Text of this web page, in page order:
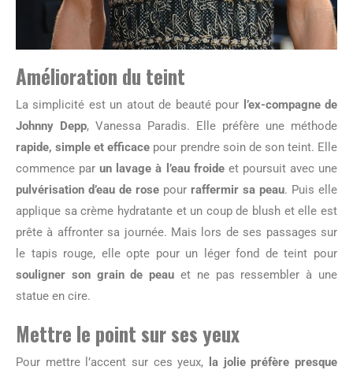
Amélioration du teint
La simplicité est un atout de beauté pour l’ex-compagne de
Johnny Depp, Vanessa Paradis. Elle préfère une méthode
rapide, simple et efficace pour prendre soin de son teint. Elle
commence parun lavage à l’eau froideet poursuit avec une
pulvérisation d’eau de rose pour raffermir sa peau. Puis elle
applique sa crème hydratante et un coup de blush et elle est
prête à affronter sa journée. Mais lors de ses passages sur
le tapis rouge, elle opte pour un léger fond de teint pour
souligner son grain de peau et ne pas ressembler à une
statue en cire.
Mettre le point sur ses yeux
Pour mettre l’accent sur ces yeux,
la jolie préfère presque